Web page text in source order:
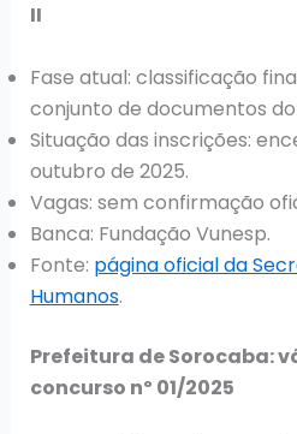
II
Fase atual: classificação
conjunto de documentos
Situação das inscrições:
outubro de 2025.
Vagas: sem confirmação
Banca: Fundação Vunesp.
Fonte: página oficial da
Humanos.
Prefeitura de Sorocaba:
concurso nº 01/2025